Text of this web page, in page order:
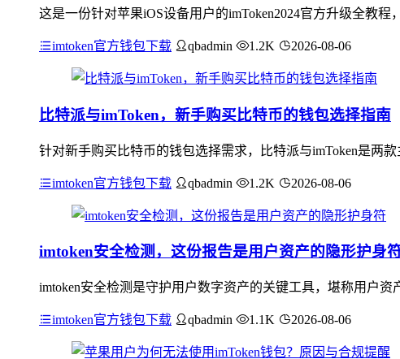
这是一份针对苹果iOS设备用户的imToken2024官方升级全教
imtoken官方钱包下载 qbadmin 1.2K 2026-08-06
比特派与imToken，新手购买比特币的钱包选择指南
针对新手购买比特币的钱包选择需求，比特派与imToken是两
imtoken官方钱包下载 qbadmin 1.2K 2026-08-06
imtoken安全检测，这份报告是用户资产的隐形护身
imtoken安全检测是守护用户数字资产的关键工具，堪称用户
imtoken官方钱包下载 qbadmin 1.1K 2026-08-06